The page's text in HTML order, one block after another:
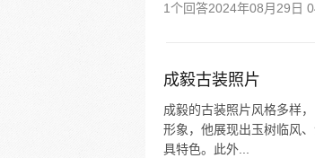
1个回答2024年08月29日
成毅古装照片
成毅的古装照片风格多样
形象，他展现出玉树临风
具特色。此外...